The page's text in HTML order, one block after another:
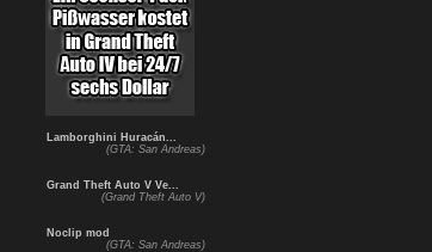
Lamborghini Huracán...
(GTA: San Andreas)
Grand Theft Auto V Ve...
(Grand Theft Auto V)
Noclip mod
(GTA: San Andreas)